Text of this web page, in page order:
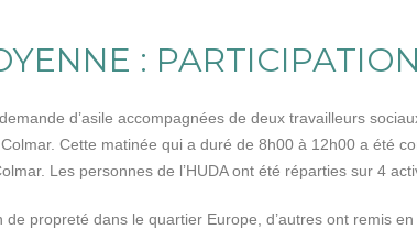
:
d’asile accompagnées de deux travailleurs
Cette matinée qui a duré de 8h00 à 12h00 a été
Les personnes de l’HUDA ont été réparties sur 4
de propreté dans le quartier Europe, d’autres ont remis